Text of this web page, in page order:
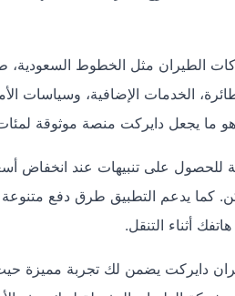
الطيران مثل الخطوط السعودية،
الخدمات الإضافية، وسياسات
ما يجعل دايركت منصة موثوقة
على تنبيهات عند انخفاض
يدعم التطبيق طرق دفع متنوعة
أثناء التنقل.
يضمن لك تجربة مميزة حيث